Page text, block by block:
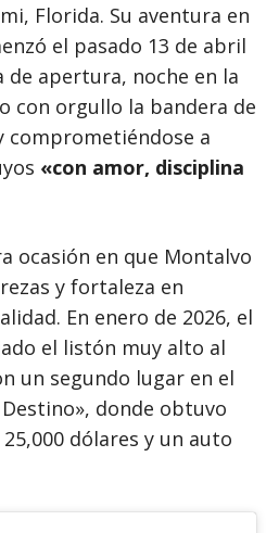
Florida. Su aventura en
el pasado 13 de abril
de apertura, noche en la
con orgullo la bandera de
comprometiéndose a
«con amor, disciplina
ocasión en que Montalvo
y fortaleza en
En enero de 2026, el
el listón muy alto al
un segundo lugar en el
Destino», donde obtuvo
dólares y un auto